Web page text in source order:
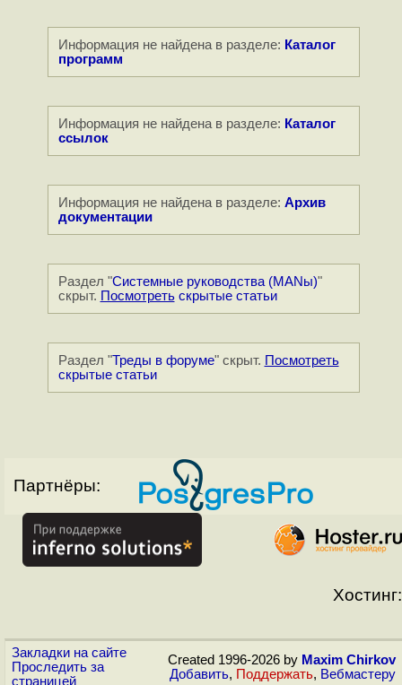
Информация не найдена в разделе: Каталог
программ
Информация не найдена в разделе: Каталог
ссылок
Информация не найдена в разделе: Архив
документации
Раздел "Системные руководства (MANы)"
скрыт. Посмотретьскрытые статьи
Раздел "Треды в форуме" скрыт. Посмотреть
скрытые статьи
Партнёры:
Хостинг:
Закладки на сайте
Проследить за
страницей
Created 1996-2026 by Maxim Chirkov
Добавить, Поддержать, Вебмастеру